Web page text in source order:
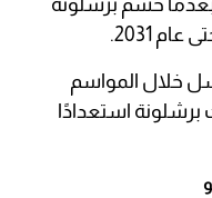
بعدما حسم برشلونة
2031.
خلال المواسم
استعدادًا